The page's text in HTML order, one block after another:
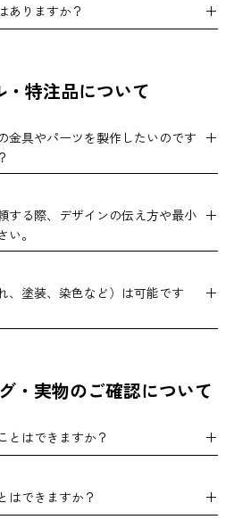
ありますか？
・特注品について
金具やパーツを製作したいのです
する際、デザインの伝え方や最小
。
、塗装、染色など）は可能です
・実物のご確認について
とはできますか？
はできますか？